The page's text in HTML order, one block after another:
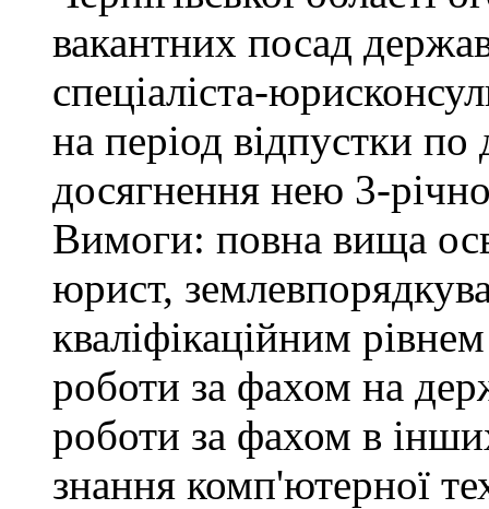
вакантних посад
спеціаліста-
на період відпустки
досягнення нею 3-
Вимоги: повна вища
юрист,
кваліфікаційним
роботи за фахом на
роботи за фахом в
знання комп'ютерної